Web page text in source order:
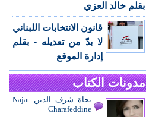
بقلم خالد العزي
قانون الانتخابات اللبناني
لا بدّ من تعديله - بقلم
إدارة الموقع
مدونات الكتاب
نجاة شرف الدين Najat
Charafeddine